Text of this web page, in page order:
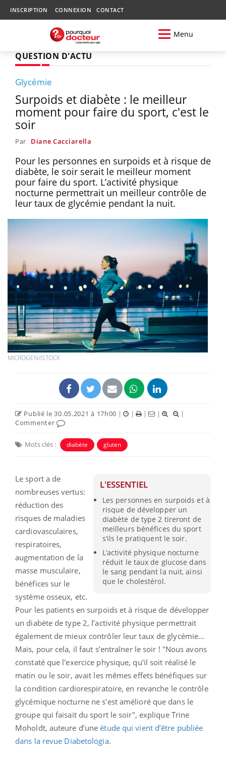
INSCRIPTION CONNEXION CONTACT
Menu
QUESTION D'ACTU
Glycémie
Surpoids et diabète : le meilleur
moment pour faire du sport, c'est le
soir
Par Diane Cacciarella
Pour les personnes en surpoids et à risque de
diabète, le soir serait le meilleur moment
pour faire du sport. L’activité physique
nocturne permettrait un meilleur contrôle de
leur taux de glycémie pendant la nuit.
MICROGEN/ISTOCK
Publié le 30.05.2021 à 17h00 | | | |
|
Commenter
Mots clés : diabète gluten
L'ESSENTIEL
Les personnes en surpoids et à
risque de développer un
diabète de type 2 tireront de
meilleurs bénéfices du sport
s’ils le pratiquent le soir.
L’activité physique nocturne
réduit le taux de glucose dans
le sang pendant la nuit, ainsi
que le cholestérol.
Le sport a de
nombreuses vertus:
réduction des
risques de maladies
cardiovasculaires,
respiratoires,
augmentation de la
masse musculaire,
bénéfices sur le
système osseux, etc.
Pour les patients en surpoids et à risque de développer
un diabète de type 2, l’activité physique permettrait
également de mieux contrôler leur taux de glycémie…
Mais, pour cela, il faut s’entraîner le soir ! "Nous avons
constaté que l'exercice physique, qu’il soit réalisé le
matin ou le soir, avait les mêmes effets bénéfiques sur
la condition cardiorespiratoire, en revanche le contrôle
glycémique nocturne ne s'est amélioré que dans le
groupe qui faisait du sport le soir", explique Trine
Moholdt, auteure d’uneétude qui vient d’être publiée
dans la revue Diabetologia.